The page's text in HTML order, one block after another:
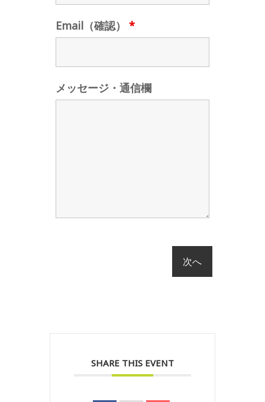
Email（確認） *
メッセージ・通信欄
SHARE THIS EVENT